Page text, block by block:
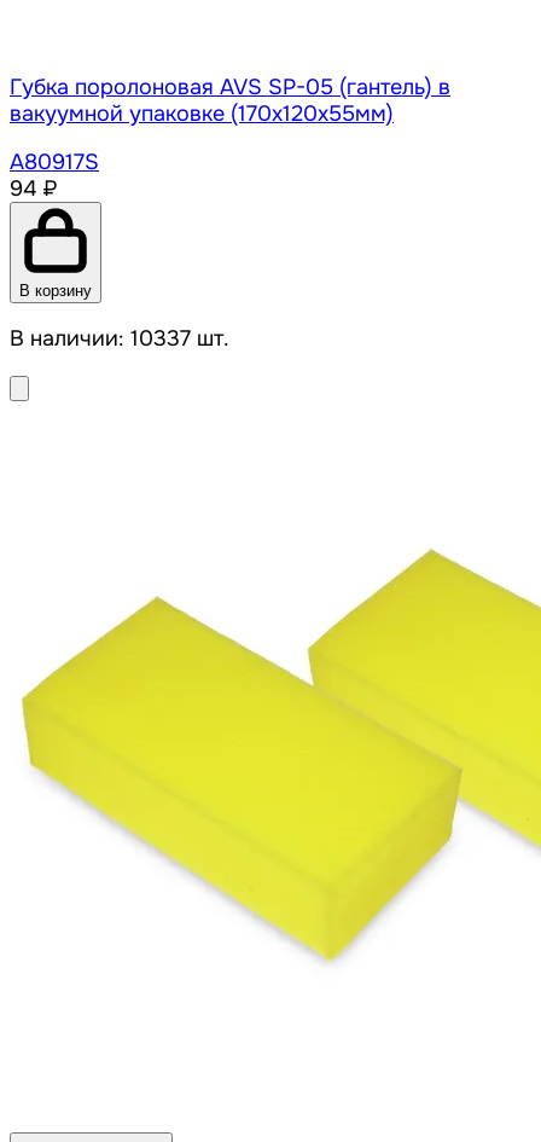
Губка поролоновая AVS SP-05 (гантель) в
вакуумной упаковке (170х120x55мм)
A80917S
94 ₽
В корзину
В наличии: 10337 шт.